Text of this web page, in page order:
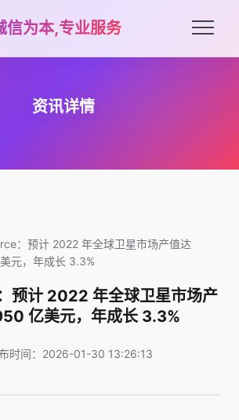
为本,专业服务
资讯详情
：预计 2022 年全球卫星市场产值达
元，年成长 3.3%
预计 2022 年全球卫星市场产
亿美元，年成长 3.3%
时间：2026-01-30 13:26:13